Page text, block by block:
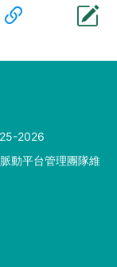
2026
動平台管理團隊維